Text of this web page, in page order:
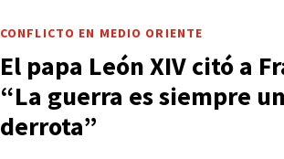
CONFLICTO EN MEDIO ORIENTE
El papa León XIV citó a
“La guerra es siempre
derrota”